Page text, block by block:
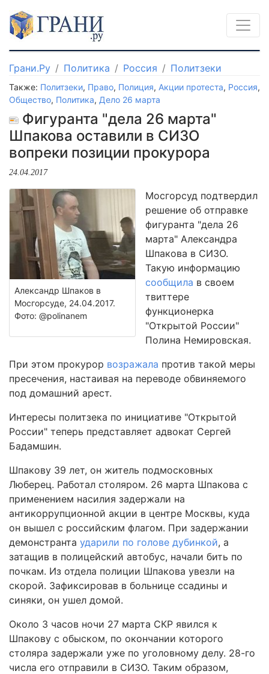
Грани.Ру Политика Россия Политзеки
Также: Политзеки, Право, Полиция, Акции протеста, Россия,
Общество, Политика, Дело 26 марта
Фигуранта "дела 26 марта"
Шпакова оставили в СИЗО
вопреки позиции прокурора
24.04.2017
Александр Шпаков в
Мосгорсуде, 24.04.2017.
Фото: @polinanem
Мосгорсуд подтвердил
решение об отправке
фигуранта "дела 26
марта" Александра
Шпакова в СИЗО.
Такую информацию
сообщила в своем
твиттере
функционерка
"Открытой России"
Полина Немировская.
При этом прокурор возражала против такой меры
пресечения, настаивая на переводе обвиняемого
под домашний арест.
Интересы политзека по инициативе "Открытой
России" теперь представляет адвокат Сергей
Бадамшин.
Шпакову 39 лет, он житель подмосковных
Люберец. Работал столяром. 26 марта Шпакова с
применением насилия задержали на
антикоррупционной акции в центре Москвы, куда
он вышел с российским флагом. При задержании
демонстранта ударили по голове дубинкой, а
затащив в полицейский автобус, начали бить по
почкам. Из отдела полиции Шпакова увезли на
скорой. Зафиксировав в больнице ссадины и
синяки, он ушел домой.
Около 3 часов ночи 27 марта СКР явился к
Шпакову с обыском, по окончании которого
столяра задержали уже по уголовному делу. 28-го
числа его отправили в СИЗО. Таким образом,